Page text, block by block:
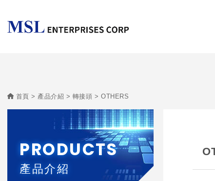
首頁 產品介紹 轉接頭 OTHERS
PRODUCTS
產品介紹